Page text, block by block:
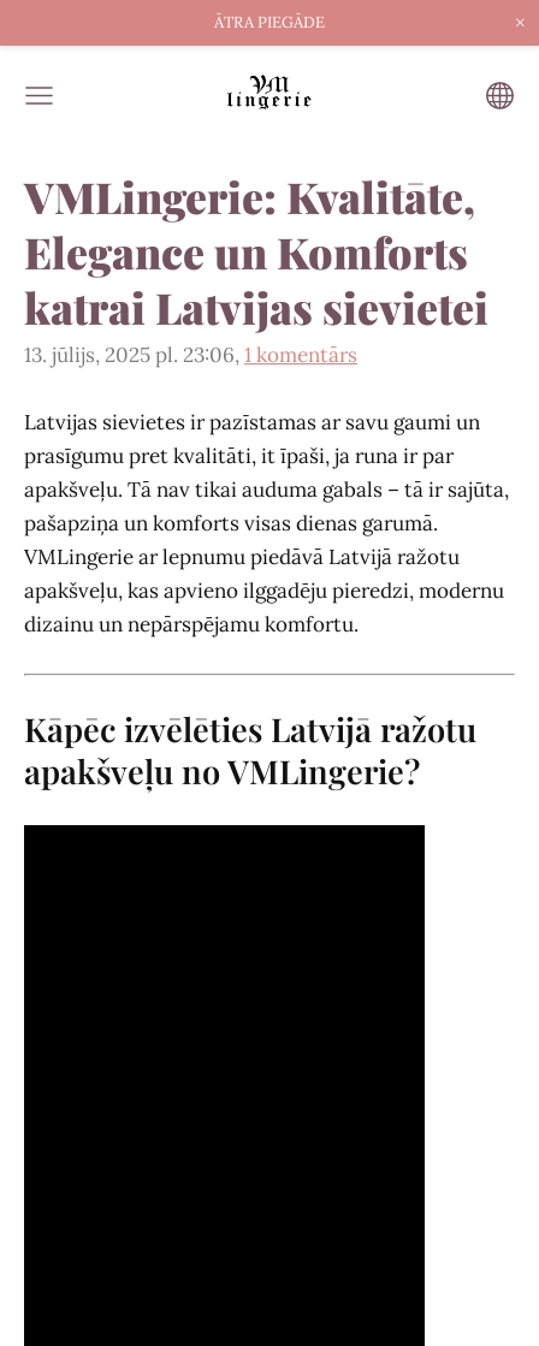
ĀTRA PIEGĀDE ×
VMLingerie: Kvalitāte,
Elegance un Komforts
katrai Latvijas sievietei
13. jūlijs, 2025 pl. 23:06,1 komentārs
Latvijas sievietes ir pazīstamas ar savu gaumi un
prasīgumu pret kvalitāti, it īpaši, ja runa ir par
apakšveļu. Tā nav tikai auduma gabals – tā ir sajūta,
pašapziņa un komforts visas dienas garumā.
VMLingerie ar lepnumu piedāvā Latvijā ražotu
apakšveļu, kas apvieno ilggadēju pieredzi, modernu
dizainu un nepārspējamu komfortu.
Kāpēc izvēlēties Latvijā ražotu
apakšveļu no VMLingerie?